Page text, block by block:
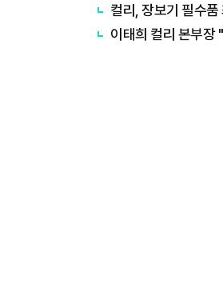
컬리, 장보기 필수
이태희 컬리 본부장